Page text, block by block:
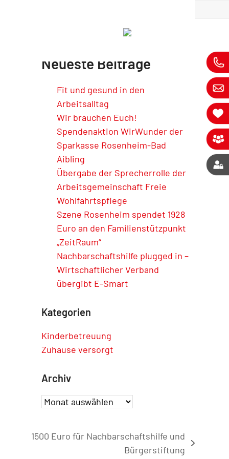
Neueste Beiträge
Fit und gesund in den
Arbeitsalltag
Wir brauchen Euch!
Spendenaktion WirWunder der
Sparkasse Rosenheim-Bad
Aibling
Übergabe der Sprecherrolle der
Arbeitsgemeinschaft Freie
Wohlfahrtspflege
Szene Rosenheim spendet 1928
Euro an den Familienstützpunkt
„ZeitRaum“
Nachbarschaftshilfe plugged in –
Wirtschaftlicher Verband
übergibt E-Smart
Kategorien
Kinderbetreuung
Zuhause versorgt
Archiv
Archiv
1500 Euro für Nachbarschaftshilfe und
Bürgerstiftung